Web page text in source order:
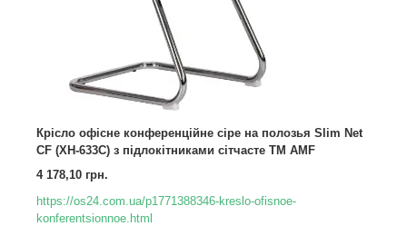
Крісло офісне конференційне сіре на полозья Slim Net
CF (XH-633C) з підлокітниками сітчасте TM AMF
4 178,10 грн.
https://os24.com.ua/p1771388346-kreslo-ofisnoe-
konferentsionnoe.html